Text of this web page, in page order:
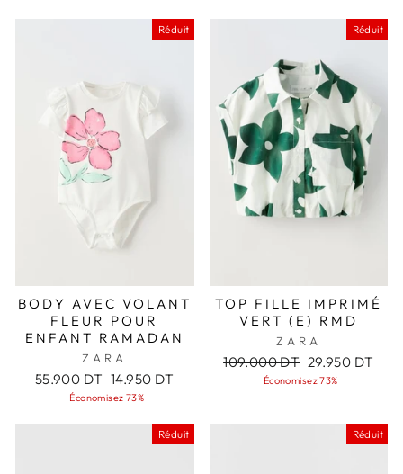
Réduit
BODY AVEC VOLANT
FLEUR POUR
ENFANT RAMADAN
ZARA
Prix
régulier
55.900 DT Prix
réduit
14.950 DT
Économisez 73%
Réduit
TOP FILLE IMPRIMÉ
VERT (E) RMD
ZARA
Prix
régulier
109.000 DT Prix
réduit
29.950 DT
Économisez 73%
Réduit Réduit